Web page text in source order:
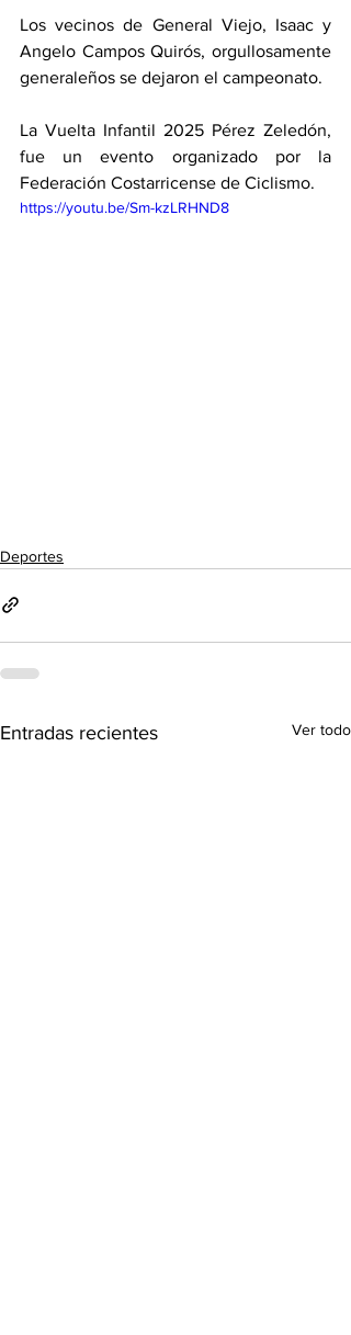
Los vecinos de General Viejo, Isaac y
Angelo Campos Quirós, orgullosamente
generaleños se dejaron el campeonato.
La Vuelta Infantil 2025 Pérez Zeledón,
fue un evento organizado por la
Federación Costarricense de Ciclismo.
https://youtu.be/Sm-kzLRHND8
Deportes
Entradas recientes Ver todo